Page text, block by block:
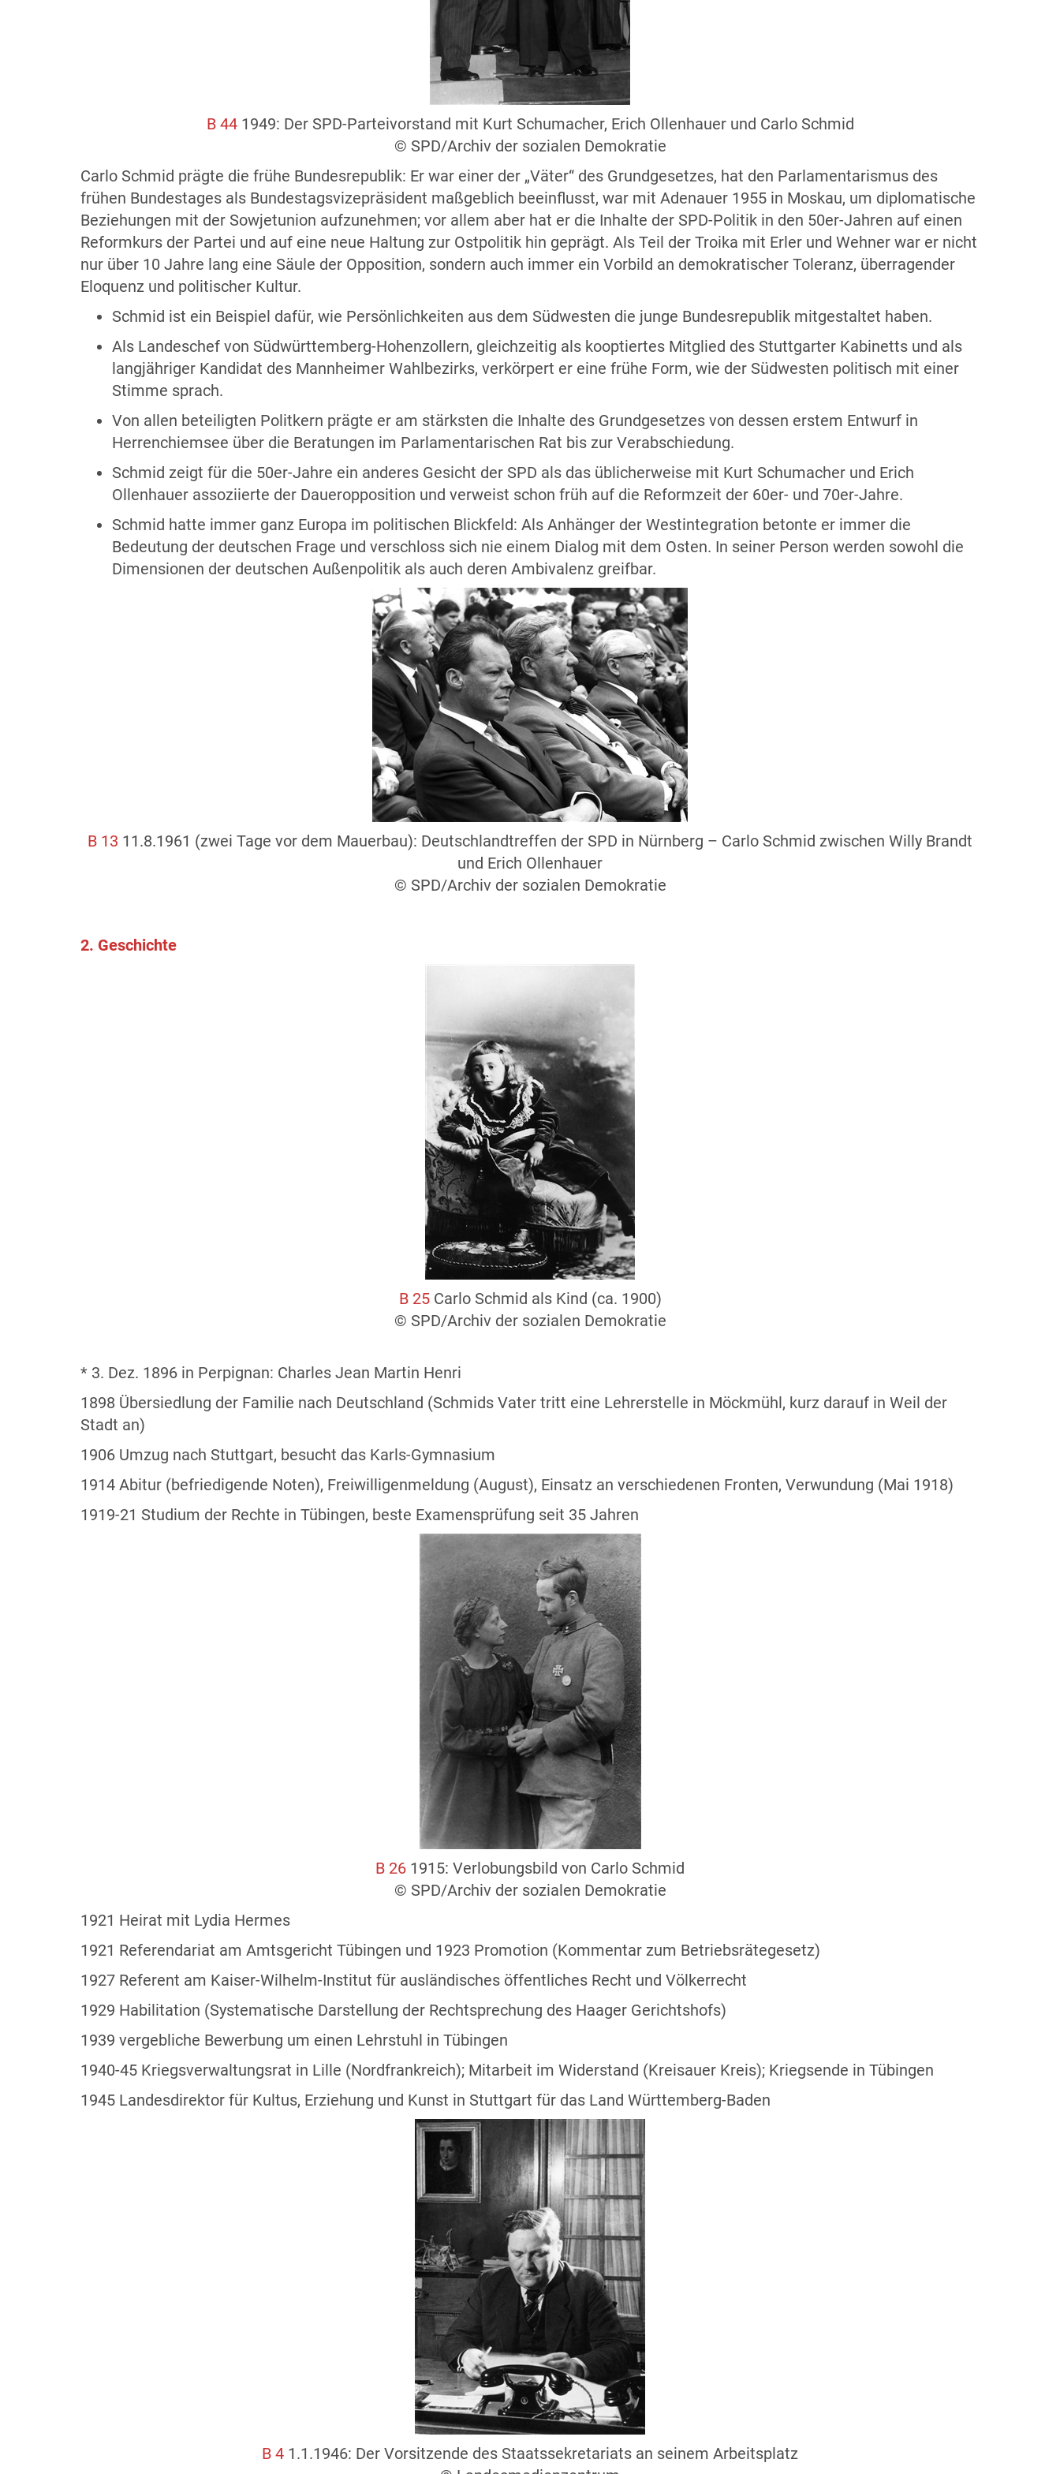
B 441949: Der SPD-Parteivorstand mit Kurt Schumacher, Erich Ollenhauer und Carlo Schmid
© SPD/Archiv der sozialen Demokratie
Carlo Schmid prägte die frühe Bundesrepublik: Er war einer der „Väter“ des Grundgesetzes, hat den Parlamentarismus des
frühen Bundestages als Bundestagsvizepräsident maßgeblich beeinflusst, war mit Adenauer 1955 in Moskau, um diplomatische
Beziehungen mit der Sowjetunion aufzunehmen; vor allem aber hat er die Inhalte der SPD-Politik in den 50er-Jahren auf einen
Reformkurs der Partei und auf eine neue Haltung zur Ostpolitik hin geprägt. Als Teil der Troika mit Erler und Wehner war er nicht
nur über 10 Jahre lang eine Säule der Opposition, sondern auch immer ein Vorbild an demokratischer Toleranz, überragender
Eloquenz und politischer Kultur.
Schmid ist ein Beispiel dafür, wie Persönlichkeiten aus dem Südwesten die junge Bundesrepublik mitgestaltet haben.
Als Landeschef von Südwürttemberg-Hohenzollern, gleichzeitig als kooptiertes Mitglied des Stuttgarter Kabinetts und als
langjähriger Kandidat des Mannheimer Wahlbezirks, verkörpert er eine frühe Form, wie der Südwesten politisch mit einer
Stimme sprach.
Von allen beteiligten Politkern prägte er am stärksten die Inhalte des Grundgesetzes von dessen erstem Entwurf in
Herrenchiemsee über die Beratungen im Parlamentarischen Rat bis zur Verabschiedung.
Schmid zeigt für die 50er-Jahre ein anderes Gesicht der SPD als das üblicherweise mit Kurt Schumacher und Erich
Ollenhauer assoziierte der Daueropposition und verweist schon früh auf die Reformzeit der 60er- und 70er-Jahre.
Schmid hatte immer ganz Europa im politischen Blickfeld: Als Anhänger der Westintegration betonte er immer die
Bedeutung der deutschen Frage und verschloss sich nie einem Dialog mit dem Osten. In seiner Person werden sowohl die
Dimensionen der deutschen Außenpolitik als auch deren Ambivalenz greifbar.
B 13 11.8.1961 (zwei Tage vor dem Mauerbau): Deutschlandtreffen der SPD in Nürnberg – Carlo Schmid zwischen Willy Brandt
und Erich Ollenhauer
© SPD/Archiv der sozialen Demokratie
2. Geschichte
B 25Carlo Schmid als Kind (ca. 1900)
© SPD/Archiv der sozialen Demokratie
* 3. Dez. 1896 in Perpignan: Charles Jean Martin Henri
1898 Übersiedlung der Familie nach Deutschland (Schmids Vater tritt eine Lehrerstelle in Möckmühl, kurz darauf in Weil der
Stadt an)
1906 Umzug nach Stuttgart, besucht das Karls-Gymnasium
1914 Abitur (befriedigende Noten), Freiwilligenmeldung (August), Einsatz an verschiedenen Fronten, Verwundung (Mai 1918)
1919-21 Studium der Rechte in Tübingen, beste Examensprüfung seit 35 Jahren
B 26 1915: Verlobungsbild von Carlo Schmid
© SPD/Archiv der sozialen Demokratie
1921 Heirat mit Lydia Hermes
1921 Referendariat am Amtsgericht Tübingen und 1923 Promotion (Kommentar zum Betriebsrätegesetz)
1927 Referent am Kaiser-Wilhelm-Institut für ausländisches öffentliches Recht und Völkerrecht
1929 Habilitation (Systematische Darstellung der Rechtsprechung des Haager Gerichtshofs)
1939 vergebliche Bewerbung um einen Lehrstuhl in Tübingen
1940-45 Kriegsverwaltungsrat in Lille (Nordfrankreich); Mitarbeit im Widerstand (Kreisauer Kreis); Kriegsende in Tübingen
1945 Landesdirektor für Kultus, Erziehung und Kunst in Stuttgart für das Land Württemberg-Baden
B 4 1.1.1946: Der Vorsitzende des Staatssekretariats an seinem Arbeitsplatz